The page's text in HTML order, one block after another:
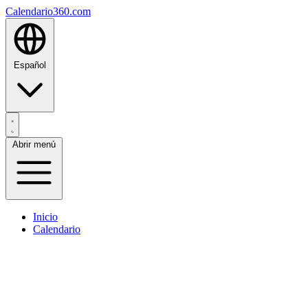
Calendario360.com
Español
Abrir menú
Inicio
Calendario